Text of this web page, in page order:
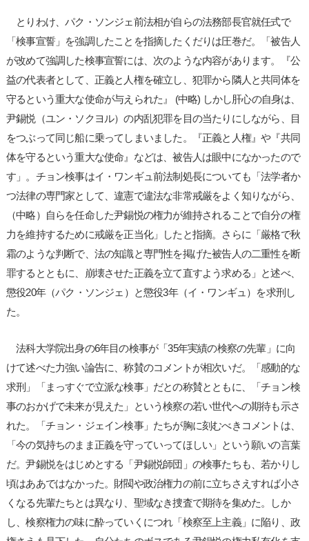
とりわけ、パク・ソンジェ前法相が自らの法務部長官就任式で
「検事宣誓」を強調したことを指摘したくだりは圧巻だ。「被告人
が改めて強調した検事宣誓には、次のような内容があります。『公
益の代表者として、正義と人権を確立し、犯罪から隣人と共同体を
守るという重大な使命が与えられた』 (中略) しかし肝心の自身は、
尹錫悦（ユン・ソクヨル）の内乱犯罪を目の当たりにしながら、目
をつぶって同じ船に乗ってしまいました。『正義と人権』や『共同
体を守るという重大な使命』などは、被告人は眼中になかったので
す」。チョン検事はイ・ワンギュ前法制処長についても「法学者か
つ法律の専門家として、違憲で違法な非常戒厳をよく知りながら、
（中略）自らを任命した尹錫悦の権力が維持されることで自分の権
力を維持するために戒厳を正当化」したと指摘。さらに「厳格で秋
霜のような判断で、法の知識と専門性を掲げた被告人の二重性を断
罪するとともに、崩壊させた正義を立て直すよう求める」と述べ、
懲役20年（パク・ソンジェ）と懲役3年（イ・ワンギュ）を求刑し
た。
法科大学院出身の6年目の検事が「35年実績の検察の先輩」に向
けて述べた力強い論告に、称賛のコメントが相次いだ。「感動的な
求刑」「まっすぐで立派な検事」だとの称賛とともに、「チョン検
事のおかげで未来が見えた」という検察の若い世代への期待も示さ
れた。「チョン・ジェイン検事」たちが胸に刻むべきコメントは、
「今の気持ちのまま正義を守っていってほしい」という願いの言葉
だ。尹錫悦をはじめとする「尹錫悦師団」の検事たちも、若かりし
頃はああではなかった。財閥や政治権力の前に立ちさえすれば小さ
くなる先輩たちとは異なり、聖域なき捜査で期待を集めた。しか
し、検察権力の味に酔っていくにつれ「検察至上主義」に陥り、政